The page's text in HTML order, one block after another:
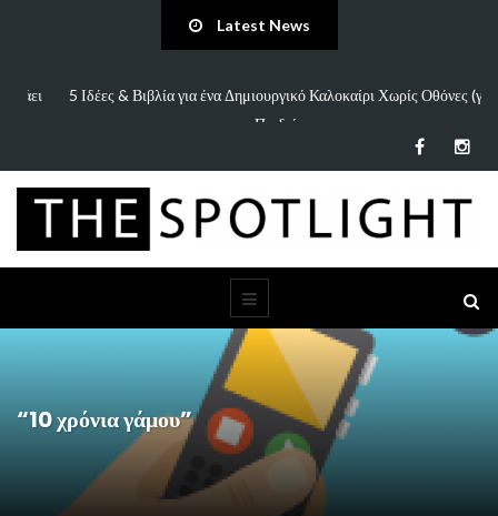
Latest News
5 Ιδέες & Βιβλία για ένα Δημιουργικό Καλοκαίρι Χωρίς Οθόνες (για
Παιδιά…
“10 χρόνια γάμου”